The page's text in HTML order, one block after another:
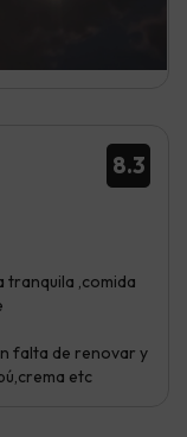
8.3
tranquila ,comida
falta de renovar y
etc